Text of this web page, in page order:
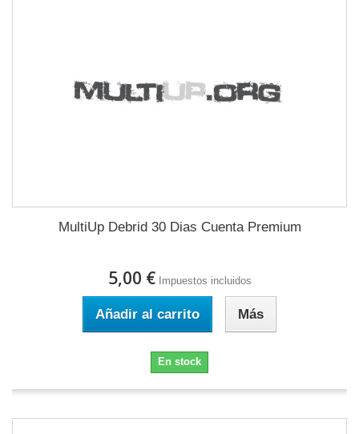
MultiUp Debrid 30 Dias Cuenta Premium
5,00 € Impuestos incluidos
Añadir al carrito Más
En stock